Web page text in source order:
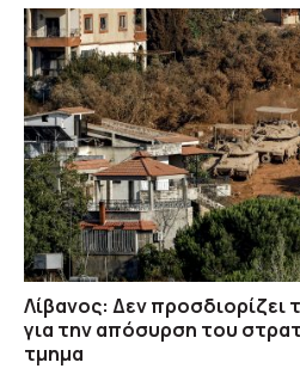
Λίβανος: Δεν προσδιορίζει
για την απόσυρση του
τμημα